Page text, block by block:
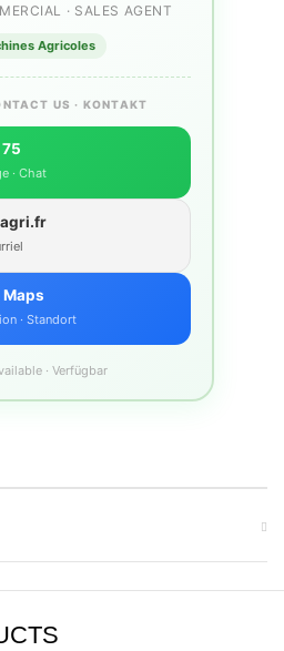
· SALES AGENT
Agricoles
US · KONTAKT
· Chat
Maps
· Standort
· Verfügbar